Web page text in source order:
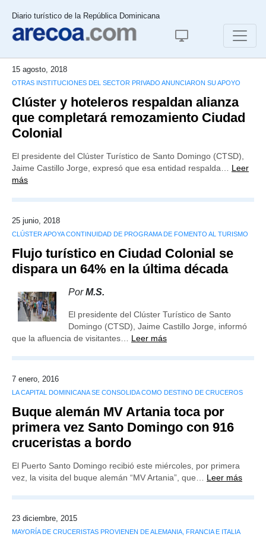
Diario turístico de la República Dominicana
15 agosto, 2018
OTRAS INSTITUCIONES DEL SECTOR PRIVADO ANUNCIARON SU APOYO
Clúster y hoteleros respaldan alianza
que completará remozamiento Ciudad
Colonial
El presidente del Clúster Turístico de Santo Domingo (CTSD),
Jaime Castillo Jorge, expresó que esa entidad respalda… Leer
más
25 junio, 2018
CLÚSTER APOYA CONTINUIDAD DE PROGRAMA DE FOMENTO AL TURISMO
Flujo turístico en Ciudad Colonial se
dispara un 64% en la última década
PorM.S.
El presidente del Clúster Turístico de Santo
Domingo (CTSD), Jaime Castillo Jorge, informó
que la afluencia de visitantes… Leer más
7 enero, 2016
LA CAPITAL DOMINICANA SE CONSOLIDA COMO DESTINO DE CRUCEROS
Buque alemán MV Artania toca por
primera vez Santo Domingo con 916
cruceristas a bordo
El Puerto Santo Domingo recibió este miércoles, por primera
vez, la visita del buque alemán “MV Artania”, que… Leer más
23 diciembre, 2015
MAYORÍA DE CRUCERISTAS PROVIENEN DE ALEMANIA, FRANCIA E ITALIA